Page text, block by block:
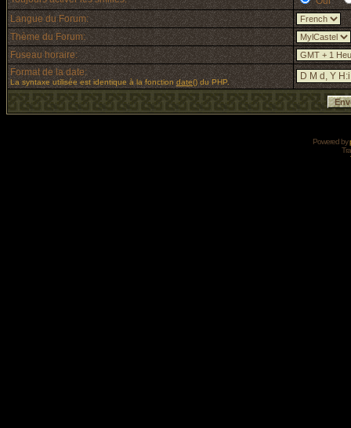
Langue du Forum:
Thème du Forum:
Fuseau horaire:
Format de la date:
La syntaxe utilisée est identique à la fonction date()du PHP.
Powered by